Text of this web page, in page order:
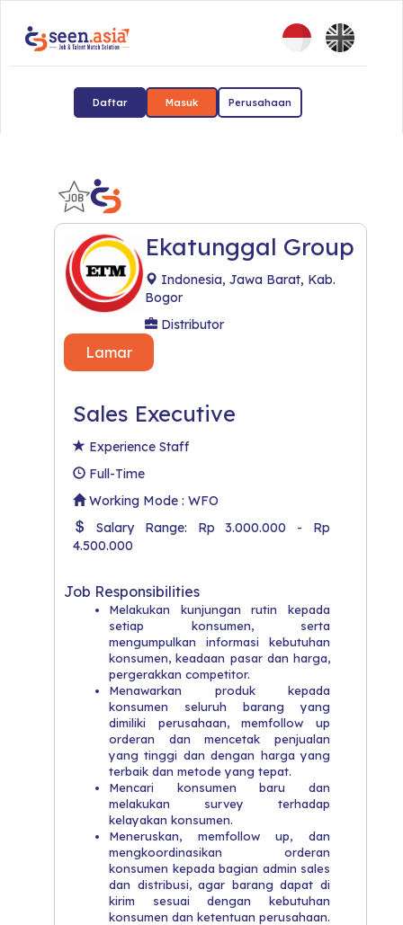
Daftar Masuk Perusahaan
Ekatunggal Group
Indonesia, Jawa Barat, Kab.
Bogor
Distributor
Lamar
Sales Executive
Experience Staff
Full-Time
Working Mode : WFO
Salary Range: Rp 3.000.000 - Rp
4.500.000
Job Responsibilities
Melakukan kunjungan rutin kepada
setiap konsumen, serta
mengumpulkan informasi kebutuhan
konsumen, keadaan pasar dan harga,
pergerakkan competitor.
Menawarkan produk kepada
konsumen seluruh barang yang
dimiliki perusahaan, memfollow up
orderan dan mencetak penjualan
yang tinggi dan dengan harga yang
terbaik dan metode yang tepat.
Mencari konsumen baru dan
melakukan survey terhadap
kelayakan konsumen.
Meneruskan, memfollow up, dan
mengkoordinasikan orderan
konsumen kepada bagian admin sales
dan distribusi, agar barang dapat di
kirim sesuai dengan kebutuhan
konsumen dan ketentuan perusahaan.